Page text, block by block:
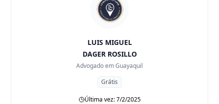
LUIS MIGUEL
DAGER ROSILLO
Advogado emGuayaquil
Grátis
Última vez: 7/2/2025